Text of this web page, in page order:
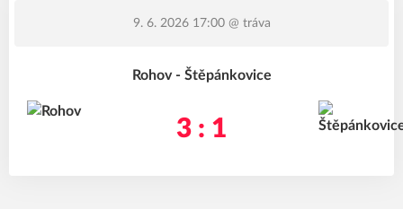
9. 6. 2026 17:00@ tráva
Rohov - Štěpánkovice
3 : 1